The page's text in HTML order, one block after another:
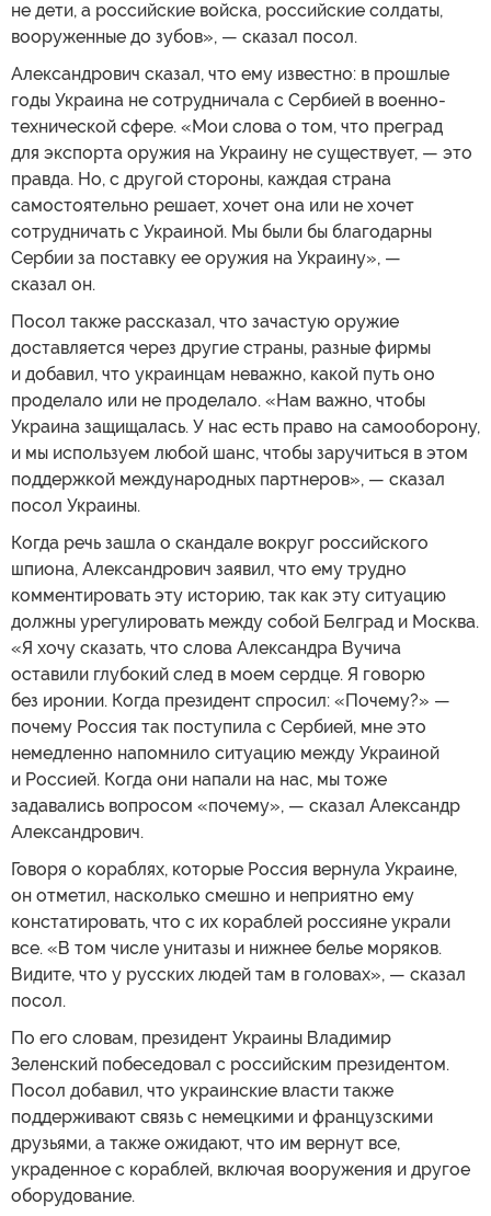
не дети, а российские войска, российские солдаты,
вооруженные до зубов», — сказал посол.
Александрович сказал, что ему известно: в прошлые
годы Украина не сотрудничала с Сербией в военно-
технической сфере. «Мои слова о том, что преград
для экспорта оружия на Украину не существует, — это
правда. Но, с другой стороны, каждая страна
самостоятельно решает, хочет она или не хочет
сотрудничать с Украиной. Мы были бы благодарны
Сербии за поставку ее оружия на Украину», —
сказал он.
Посол также рассказал, что зачастую оружие
доставляется через другие страны, разные фирмы
и добавил, что украинцам неважно, какой путь оно
проделало или не проделало. «Нам важно, чтобы
Украина защищалась. У нас есть право на самооборону,
и мы используем любой шанс, чтобы заручиться в этом
поддержкой международных партнеров», — сказал
посол Украины.
Когда речь зашла о скандале вокруг российского
шпиона, Александрович заявил, что ему трудно
комментировать эту историю, так как эту ситуацию
должны урегулировать между собой Белград и Москва.
«Я хочу сказать, что слова Александра Вучича
оставили глубокий след в моем сердце. Я говорю
без иронии. Когда президент спросил: «Почему?» —
почему Россия так поступила с Сербией, мне это
немедленно напомнило ситуацию между Украиной
и Россией. Когда они напали на нас, мы тоже
задавались вопросом «почему», — сказал Александр
Александрович.
Говоря о кораблях, которые Россия вернула Украине,
он отметил, насколько смешно и неприятно ему
констатировать, что с их кораблей россияне украли
все. «В том числе унитазы и нижнее белье моряков.
Видите, что у русских людей там в головах», — сказал
посол.
По его словам, президент Украины Владимир
Зеленский побеседовал с российским президентом.
Посол добавил, что украинские власти также
поддерживают связь с немецкими и французскими
друзьями, а также ожидают, что им вернут все,
украденное с кораблей, включая вооружения и другое
оборудование.